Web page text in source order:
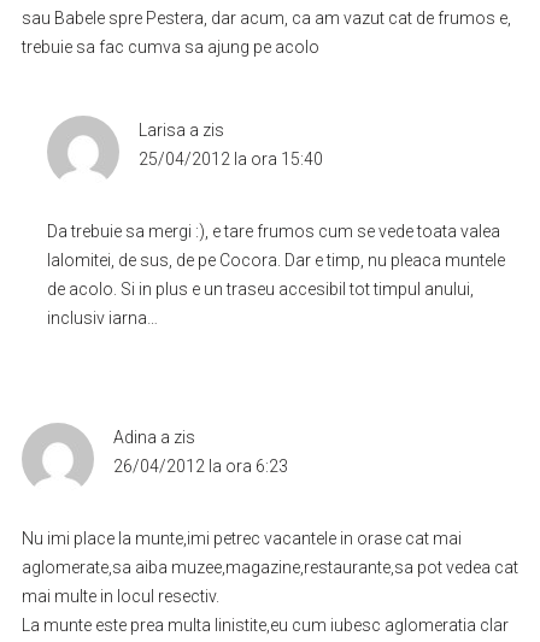
sau Babele spre Pestera, dar acum, ca am vazut cat de frumos e,
trebuie sa fac cumva sa ajung pe acolo
Larisa a zis
25/04/2012 la ora 15:40
Da trebuie sa mergi :), e tare frumos cum se vede toata valea
Ialomitei, de sus, de pe Cocora. Dar e timp, nu pleaca muntele
de acolo. Si in plus e un traseu accesibil tot timpul anului,
inclusiv iarna…
Adina a zis
26/04/2012 la ora 6:23
Nu imi place la munte,imi petrec vacantele in orase cat mai
aglomerate,sa aiba muzee,magazine,restaurante,sa pot vedea cat
mai multe in locul resectiv.
La munte este prea multa linistite,eu cum iubesc aglomeratia clar